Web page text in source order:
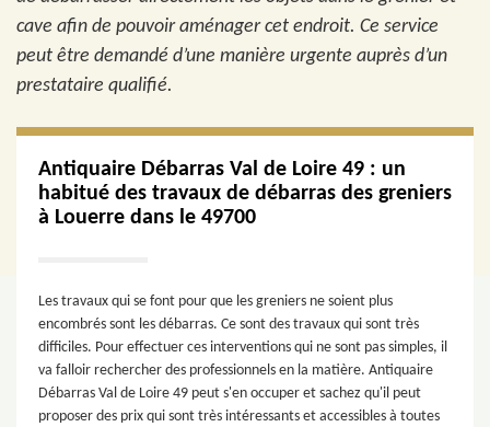
cave afin de pouvoir aménager cet endroit. Ce service
peut être demandé d’une manière urgente auprès d’un
prestataire qualifié.
Antiquaire Débarras Val de Loire 49 : un
habitué des travaux de débarras des greniers
à Louerre dans le 49700
Les travaux qui se font pour que les greniers ne soient plus
encombrés sont les débarras. Ce sont des travaux qui sont très
difficiles. Pour effectuer ces interventions qui ne sont pas simples, il
va falloir rechercher des professionnels en la matière. Antiquaire
Débarras Val de Loire 49 peut s'en occuper et sachez qu'il peut
proposer des prix qui sont très intéressants et accessibles à toutes